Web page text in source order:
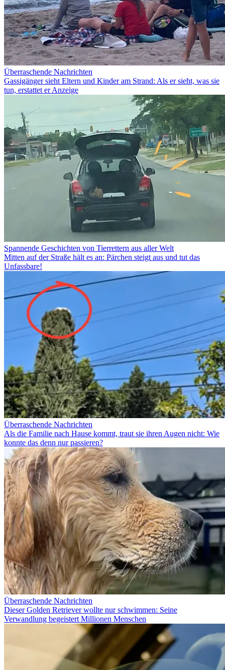
Überraschende Nachrichten
Gassigänger sieht Eltern und Kinder am Strand: Als er sieht, was sie
tun, erstattet er Anzeige
Spannende Geschichten von Tierrettern aus aller Welt
Mitten auf der Straße hält es an: Pärchen steigt aus und tut das
Unfassbare!
Überraschende Nachrichten
Als die Familie nach Hause kommt, traut sie ihren Augen nicht: Wie
konnte das denn nur passieren?
Überraschende Nachrichten
Dieser Golden Retriever wollte nur schwimmen: Seine
Verwandlung begeistert Millionen Menschen